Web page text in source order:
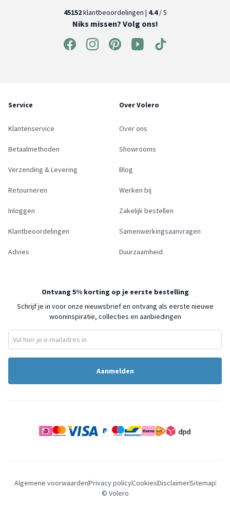
45152klantbeoordelingen | 4.4/ 5
Niks missen? Volg ons!
Service
Klantenservice
Betaalmethoden
Verzending & Levering
Retourneren
Inloggen
Klantbeoordelingen
Advies
Over Volero
Over ons
Showrooms
Blog
Werken bij
Zakelijk bestellen
Samenwerkingsaanvragen
Duurzaamheid
Ontvang 5% korting op je eerste bestelling
Schrijf je in voor onze nieuwsbrief en ontvang als eerste nieuwe
wooninspiratie, collecties en aanbiedingen
Aanmelden
Algemene voorwaardenPrivacy policyCookiesDisclaimerSitemap
© Volero